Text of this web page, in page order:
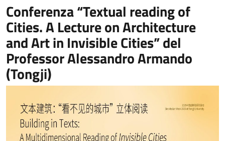
Conferenza “Textual reading of
Cities. A Lecture on Architecture
and Art in Invisible Cities” del
Professor Alessandro Armando
(Tongji)